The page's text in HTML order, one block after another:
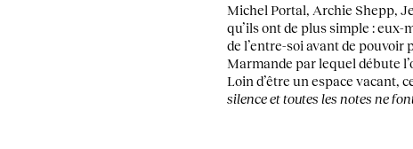
Michel Portal, Archie Shepp,
qu’ils ont de plus simple : eux-
de l’entre-soi avant de
Marmande par lequel débute
Loin d’être un espace vacant,
silence et toutes les notes ne